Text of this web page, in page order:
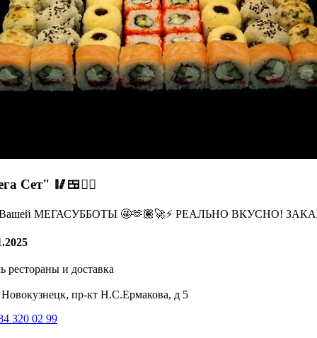
Сет" 🥢🍱❤️‍🔥
МЕГАСУББОТЫ 🤩🫶🏽🚀⚡️ РЕАЛЬНО ВКУСНО!
рестораны и доставка
Новокузнецк, пр-кт Н.С.Ермакова, д 5
320 02 99